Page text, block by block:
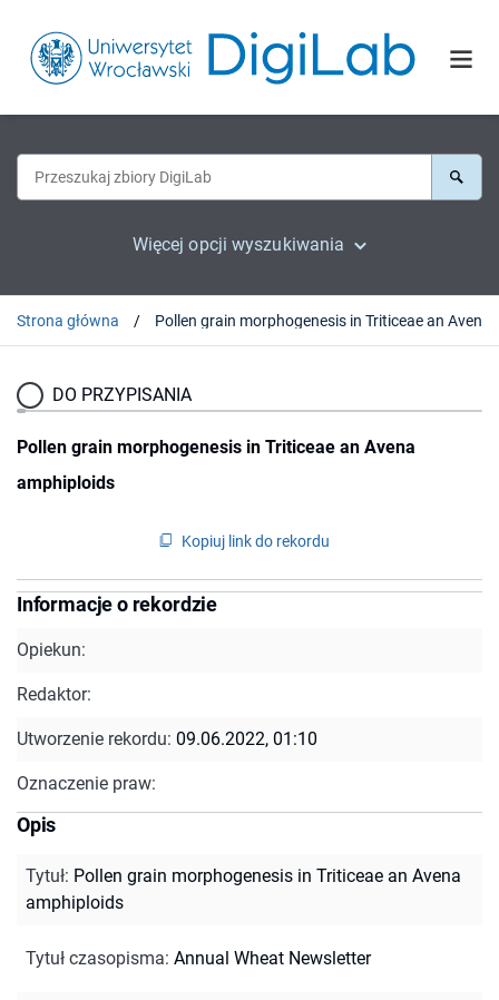
Więcej opcji wyszukiwania
Strona główna
DO PRZYPISANIA
Pollen grain morphogenesis in Triticeae an Avena
amphiploids
Kopiuj link do rekordu
Informacje o rekordzie
Opiekun:
Redaktor:
Utworzenie rekordu: 09.06.2022, 01:10
Oznaczenie praw:
Opis
Tytuł: Pollen grain morphogenesis in Triticeae an Avena
amphiploids
Tytuł czasopisma: Annual Wheat Newsletter